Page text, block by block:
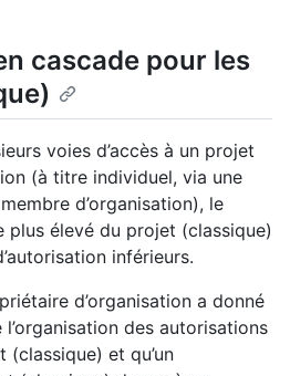
cascade pour les
voies d’accès à un projet
(à titre individuel, via une
d’organisation), le
plus élevé du projet (classique)
inférieurs.
d’organisation a donné
des autorisations
et qu’un